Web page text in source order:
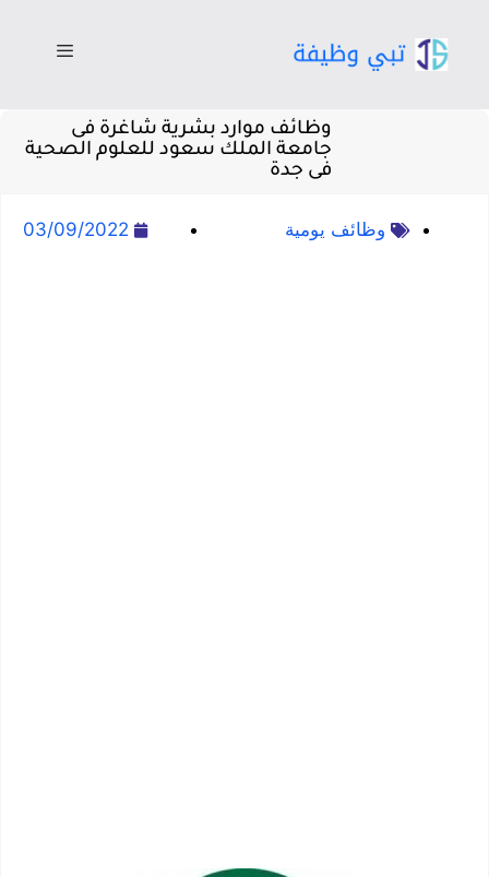
وظائف موارد بشرية شاغرة فى
جامعة الملك سعود للعلوم الصحية
فى جدة
وظائف يومية 03/09/2022